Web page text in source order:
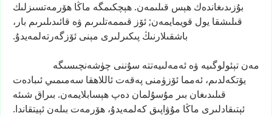
بۇزىدىغاندەك ھېس قىلىمەن. ھېچكىمگە ماڭا ھۆرمەتسىزلىك
قىلىشقا يول قويمايمەن; ئۆز قىممەتلىرىم ۋە قائىدىلىرىم بار،
باشقىلارنىڭ پىكىرلىرى مېنى ئۆزگەرتەلمەيدۇ.
مەن تېئولوگىيە ۋە ئەمەلىيەتتە سۇننى چۈشەنچىسىگە
يۆتكەلدىم، ئەمما ئۆزۈمنى پەقەت ئاللاھقا سەمىمىي ئىبادەت
قىلىدىغان بىر مۇسۇلمان دەپ ھېسابلايمەن. بىراق شىئە
ئېتىقادلىرى ماڭا مۇۋاپىق كەلمەيدۇ، ھۆرمەت بىلەن ئېيتقاندا.